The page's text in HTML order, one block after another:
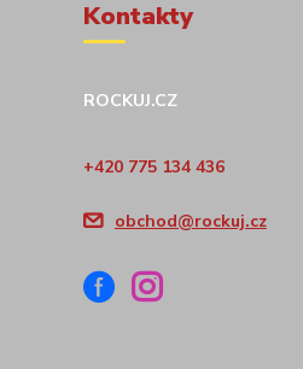
Kontakty
ROCKUJ.CZ
+420 775 134 436
obchod@rockuj.cz